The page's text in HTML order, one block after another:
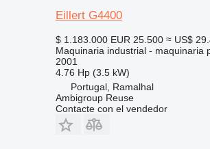
Eillert G4400
$ 1.183.000 EUR 25.500 ≈ US$
Maquinaria industrial - maquinaria
2001
4.76 Hp (3.5 kW)
Portugal, Ramalhal
Ambigroup Reuse
Contacte con el vendedor